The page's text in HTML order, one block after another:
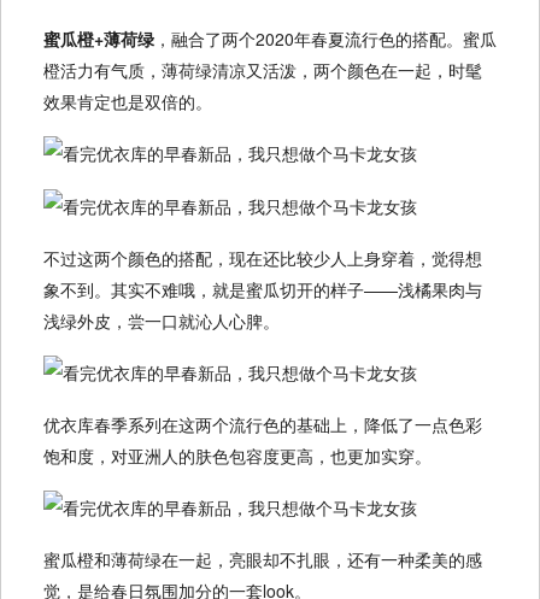
蜜瓜橙+薄荷绿 ，融合了两个2020年春夏流行色的搭配。蜜瓜
橙活力有气质，薄荷绿清凉又活泼，两个颜色在一起，时髦
效果肯定也是双倍的。
不过这两个颜色的搭配，现在还比较少人上身穿着，觉得想
象不到。其实不难哦，就是蜜瓜切开的样子——浅橘果肉与
浅绿外皮，尝一口就沁人心脾。
优衣库春季系列在这两个流行色的基础上，降低了一点色彩
饱和度，对亚洲人的肤色包容度更高，也更加实穿。
蜜瓜橙和薄荷绿在一起，亮眼却不扎眼，还有一种柔美的感
觉，是给春日氛围加分的一套look。